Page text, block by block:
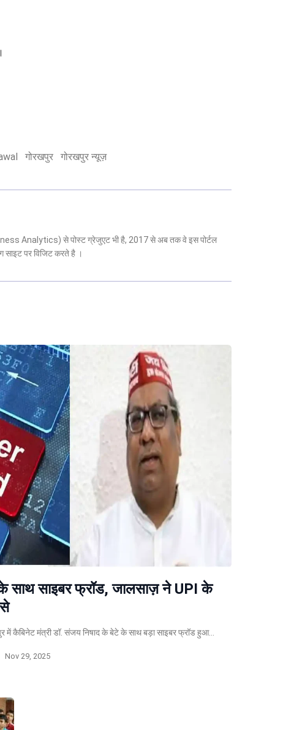
गोरखपुर गोरखपुर न्यूज़
Analytics) से पोस्ट ग्रेजुएट भी है, 2017 से अब तक वे इस पोर्टल
साइट पर विजिट करते है ।
साथ साइबर फ्रॉड, जालसाज़ ने UPI के
कैबिनेट मंत्री डॉ. संजय निषाद के बेटे के साथ बड़ा साइबर फ्रॉड हुआ…
Nov 29, 2025